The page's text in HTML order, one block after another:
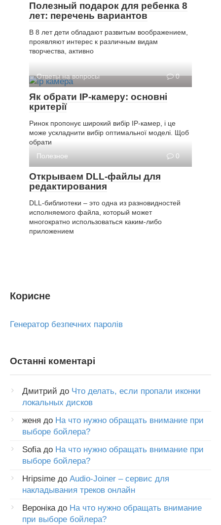
Полезный подарок для ребенка 8
лет: перечень вариантов
В 8 лет дети обладают развитым воображением,
проявляют интерес к различным видам
творчества, активно
Ответы на вопросы 0
Як обрати IP-камеру: основні
критерії
Ринок пропонує широкий вибір IP-камер, і це
може ускладнити вибір оптимальної моделі. Щоб
обрати
Полезное
0
Открываем DLL-файлы для
редактирования
DLL-библиотеки – это одна из разновидностей
исполняемого файла, который может
многократно использоваться каким-либо
приложением
Корисне
Генератор безпечних паролів
Останні коментарі
Дмитрий до Что делать, если пропали иконки
локальных дисков
женя до На что нужно обращать внимание при
выборе бойлера?
Sofiaдо На что нужно обращать внимание при
выборе бойлера?
Hripsime до Audio-Joiner – сервис для
накладывания треков онлайн
Веронікадо На что нужно обращать внимание
при выборе бойлера?